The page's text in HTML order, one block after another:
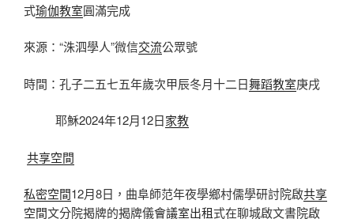
式瑜伽教室圓滿完成
來源：“洙泗學人”微信交流公眾號
時間：孔子二五七五年歲次甲辰冬月十二日舞蹈教室庚戌
耶穌2024年12月12日家教
共享空間
私密空間12月8日，曲阜師范年夜學鄉村儒學研討院啟共享
空間文分院揭牌的揭牌儀會議室出租式在聊城啟文書院啟